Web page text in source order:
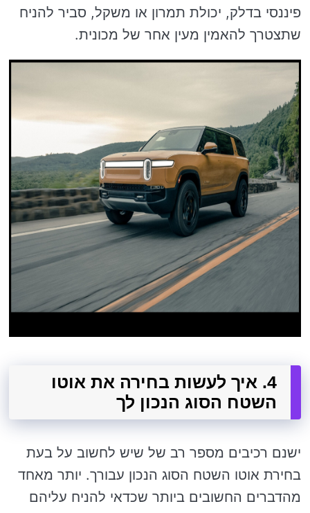
פיננסי בדלק, יכולת תמרון או משקל, סביר להניח
שתצטרך להאמין מעין אחר של מכונית.
4. איך לעשות בחירה את אוטו
השטח הסוג הנכון לך
ישנם רכיבים מספר רב של שיש לחשוב על בעת ​​
בחירת אוטו השטח הסוג הנכון עבורך. יותר מאחד
מהדברים החשובים ביותר שכדאי להניח עליהם